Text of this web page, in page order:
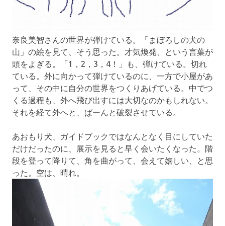
奈良美智さんの世界が弾けている。「まぼろしの犬の
山」の絵を見て、そう思った。才気煥発、という言葉が
頭をよぎる。「1，2，3，4！」も、弾けている。切れ
ている。外に向かって弾けているのに、一方で小屋があ
って、その中に自分の世界をつくりあげている。中でつ
くる過程も、外へ飛び出すには大切なのかもしれない。
それを経て外へと、ぱーんと破裂させている。
あおもり犬、ガイドブックではなんとなく目にしていた
だけだったのに、展示を見ると早く会いたくなった。階
段を登って降りて、角を曲がって、会えて嬉しい、と思
った。空は、晴れ。